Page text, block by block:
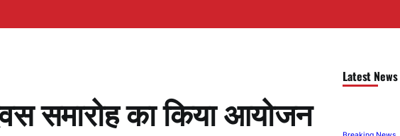
समारोह का किया आयोजन
Latest News